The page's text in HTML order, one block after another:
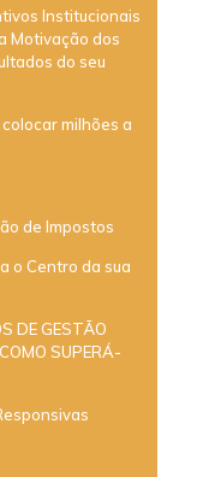
Institucionais
Motivação dos
do seu
milhões a
de Impostos
o Centro da sua
DE GESTÃO
SUPERÁ-